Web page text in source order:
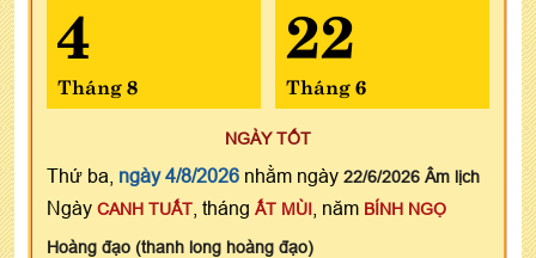
4
Tháng 8
22
Tháng 6
NGÀY TỐT
Thứ ba, ngày 4/8/2026 nhằm ngày 22/6/2026 Âm lịch
Ngày CANH TUẤT , tháng ẤT MÙI , năm BÍNH NGỌ
Hoàng đạo (thanh long hoàng đạo)